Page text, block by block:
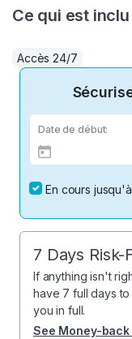
Ce qui est inclu
Accès 24/7
Date de début:
En cours
7 Days
If anything isn't
have 7 full days
you in full.
See Money-